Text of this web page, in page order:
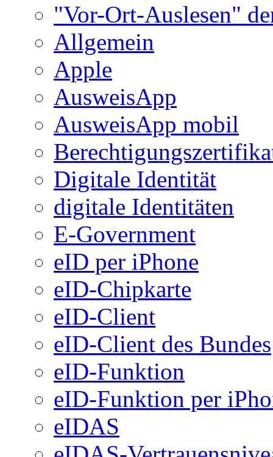
"Vor-Ort-Auslesen"
Allgemein
Apple
AusweisApp
AusweisApp mobil
Digitale Identität
digitale Identitäten
E-Government
eID per iPhone
eID-Chipkarte
eID-Client
eID-Client des Bundes
eID-Funktion
eID-Funktion per
eIDAS